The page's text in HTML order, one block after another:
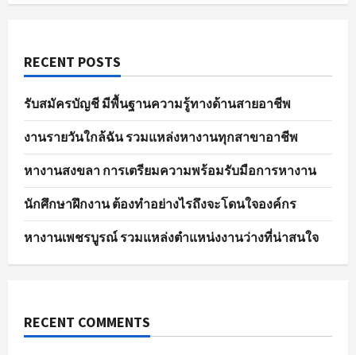
RECENT POSTS
รับสมัครบัญชี มีพื้นฐานความรู้ทางด้านสายอาชีพ
งานรายวันใกล้ฉัน รวมแหล่งหางานทุกสาขาอาชีพ
หางานสงขลา การเตรียมความพร้อมรับมือการหางาน
นักศึกษาฝึกงาน ต้องทำอย่างไรถึงจะโดนใจองค์กร
หางานเพชรบูรณ์ รวมแหล่งตำแหน่งงานว่างที่น่าสนใจ
RECENT COMMENTS